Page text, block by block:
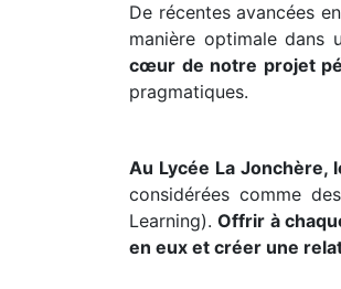
De récentes avancées
manière optimale dans
cœur de notre projet
pragmatiques.
Au Lycée La Jonchère,
considérées comme
Learning).Offrir à
en eux et créer une